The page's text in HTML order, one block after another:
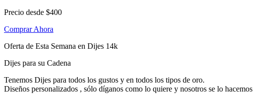
Precio desde $400
Comprar Ahora
Oferta de Esta Semana en Dijes 14k
Dijes para su Cadena
Tenemos Dijes para todos los gustos y en todos los tipos de oro.
Diseños personalizados , sólo díganos como lo quiere y nosotros se lo hacemos